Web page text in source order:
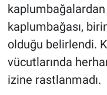
kaplumbağası,
olduğu belirlendi.
vücutlarında
izine rastlanmadı.